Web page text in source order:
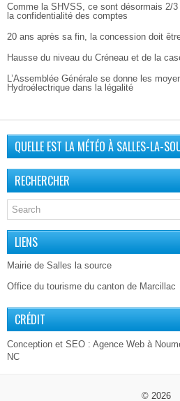
Comme la SHVSS, ce sont désormais 2/
la confidentialité des comptes
20 ans après sa fin, la concession doit
Hausse du niveau du Créneau et de la
L’Assemblée Générale se donne les
Hydroélectrique dans la légalité
QUELLE EST LA MÉTÉO À SALLES-LA-
RECHERCHER
LIENS
Mairie de Salles la source
Office du tourisme du canton de Marcillac
CRÉDIT
Conception et SEO : Agence Web à
NC
© 2026